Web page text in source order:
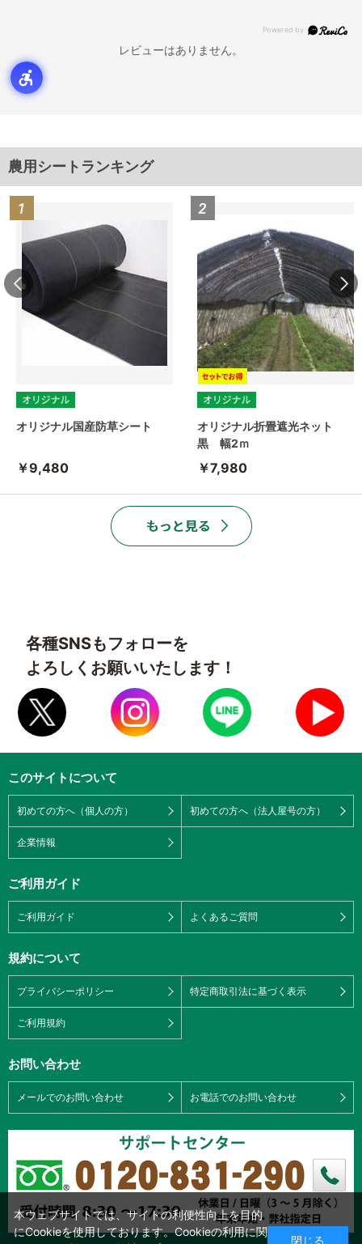
レビューはありません。
農用シートランキング
オリジナル国産防草シート
￥9,480
オリジナル折畳遮光ネット
黒 幅2ｍ
￥7,980
各種SNSもフォローを
よろしくお願いいたします！
このサイトについて
初めての方へ（個人の方） 初めての方へ（法人屋号の方）
企業情報
ご利用ガイド
ご利用ガイド よくあるご質問
規約について
プライバシーポリシー 特定商取引法に基づく表示
ご利用規約
お問い合わせ
メールでのお問い合わせ お電話でのお問い合わせ
本ウェブサイトでは、サイトの利便性向上を目的
にCookieを使用しております。Cookieの利用に関
閉じる